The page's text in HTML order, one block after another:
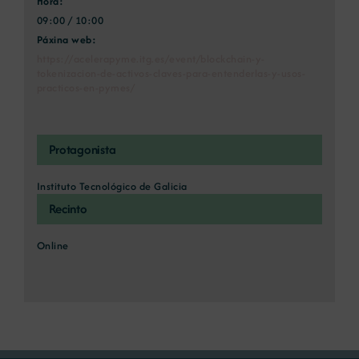
09:00 / 10:00
Páxina web:
Recinto
Online
Protagonista
Instituto Tecnológico de Galicia